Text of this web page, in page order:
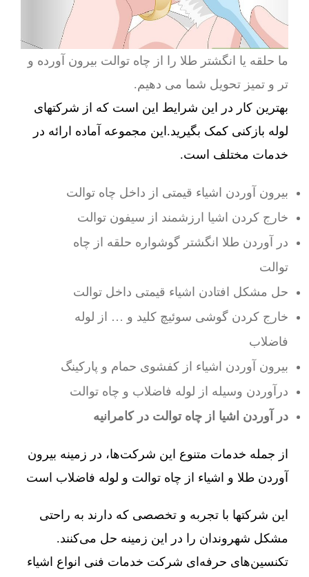
ما حلقه یا انگشتر طلا را از چاه توالت بیرون آورده و
تر و تمیز تحویل شما می دهیم.
بهترین کار در این شرایط این است که از شرکتهای
لوله بازکنی کمک بگیرید.این مجموعه آماده ارائه در
خدمات مختلف است.
بیرون آوردن اشیاء قیمتی از داخل چاه توالت
خارج کردن اشیا ارزشمند از سیفون توالت
در آوردن طلا انگشتر گوشواره حلقه از چاه
توالت
حل مشکل افتادن اشیاء قیمتی داخل توالت
خارج کردن گوشی سوئیچ کلید و … از لوله
فاضلاب
بیرون آوردن اشیاء از کفشوی حمام و پارکینگ
درآوردن وسیله از لوله فاضلاب و چاه توالت
در آوردن اشیا از چاه توالت در کامرانیه
از جمله خدمات متنوع این شرکت‌ها، در زمینه بیرون
آوردن طلا و اشیاء از چاه توالت و لوله فاضلاب است
این شرکتها با تجربه و تخصصی که دارند به راحتی
مشکل شهروندان را در این زمینه حل می‌کنند.
تکنسین‌های حرفه‌ای شرکت خدمات فنی انواع اشیاء